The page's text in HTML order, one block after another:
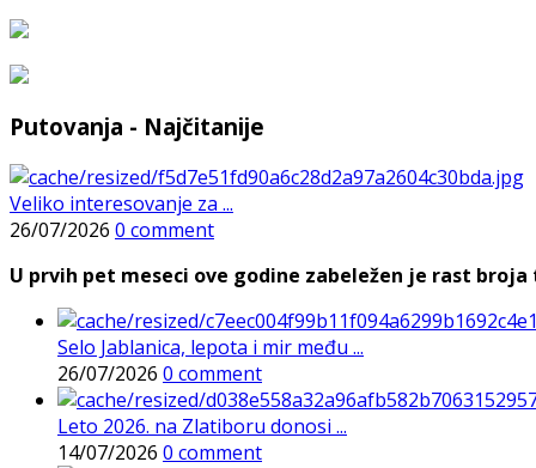
Putovanja - Najčitanije
Veliko interesovanje za ...
26/07/2026 0 comment
U prvih pet meseci ove godine zabeležen je rast
Selo Jablanica, lepota i mir među ...
26/07/2026 0 comment
Leto 2026. na Zlatiboru donosi ...
14/07/2026 0 comment